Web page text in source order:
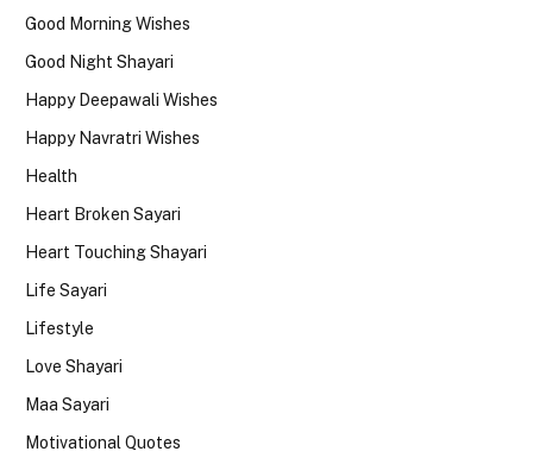
Good Morning Wishes
Good Night Shayari
Happy Deepawali Wishes
Happy Navratri Wishes
Health
Heart Broken Sayari
Heart Touching Shayari
Life Sayari
Lifestyle
Love Shayari
Maa Sayari
Motivational Quotes